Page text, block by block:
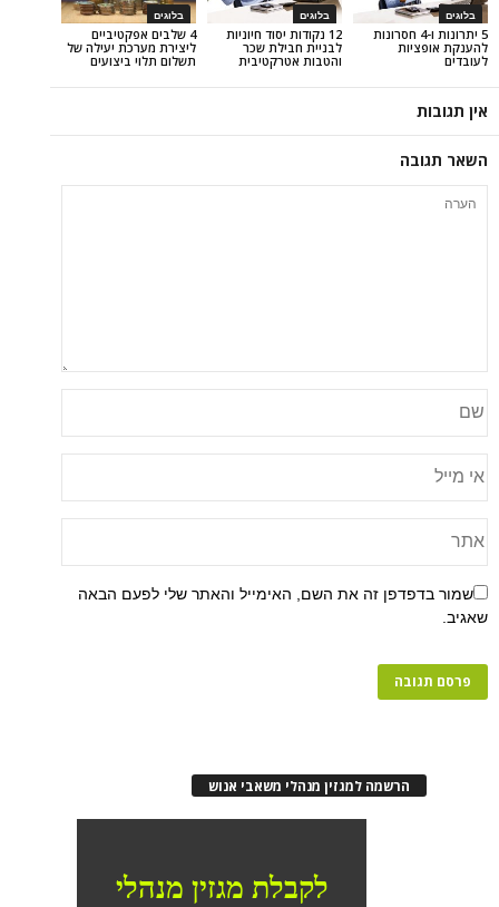
בלוגים
4 שלבים אפקטיביים
ליצירת מערכת יעילה של
תשלום תלוי ביצועים
בלוגים
12 נקודות יסוד חיוניות
לבניית חבילת שכר
והטבות אטרקטיבית
ו-4 חסרונות
זה את השם, האימייל והאתר שלי לפעם הבאה
הרשמה למגזין מנהלי משאבי אנוש